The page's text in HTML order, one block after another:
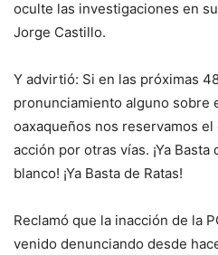
oculte las investigaciones en
Jorge Castillo.
Y advirtió: Si en las próximas
pronunciamiento alguno sobre
oaxaqueños nos reservamos
acción por otras vías. ¡Ya
blanco! ¡Ya Basta de Ratas!
Reclamó que la inacción de la
venido denunciando desde